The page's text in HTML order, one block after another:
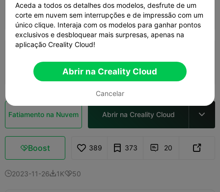
 43m 38s  1 plates  42.49g
 39m 13s  1 plates
Fatiamento na Nuvem Abrir na Creality Cloud 
Boost 389 373  20 
2023-11-261K50
Aceda a todos os detalhes dos modelos, desfrute de um
corte em nuvem sem interrupções e de impressão com um
único clique. Interaja com os modelos para ganhar pontos
exclusivos e desbloquear mais surpresas, apenas na
aplicação Creality Cloud!
Abrir na Creality Cloud
Cancelar